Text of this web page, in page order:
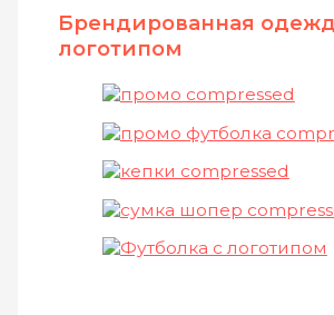
Брендированная
логотипом